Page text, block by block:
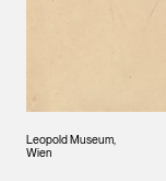
Leopold Museum,
Wien